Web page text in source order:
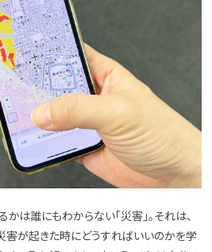
かは誰にもわからない「災害」。それは、
害が起きた時にどうすればいいのかを学